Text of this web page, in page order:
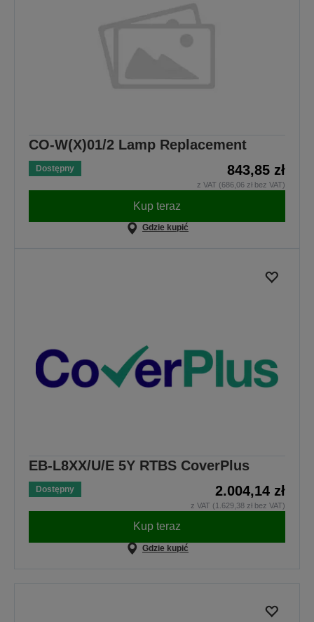
CO-W(X)01/2 Lamp Replacement
Dostępny 843,85 zł
z VAT (686,06 zł bez VAT)
Kup teraz
Gdzie kupić
EB-L8XX/U/E 5Y RTBS CoverPlus
Dostępny 2.004,14 zł
z VAT (1.629,38 zł bez VAT)
Kup teraz
Gdzie kupić